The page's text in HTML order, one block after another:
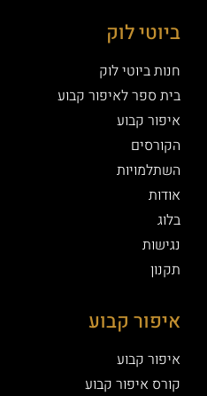
ביוטי לוק
חנות ביוטי לוק
בית ספר לאיפור קבוע
איפור קבוע
הקורסים
השתלמויות
אודות
בלוג
נגישות
תקנון
איפור קבוע
איפור קבוע
קורס איפור קבוע